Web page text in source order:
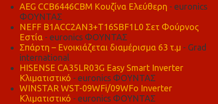
AEG CCB6446CBM Κουζίνα Ελεύθερη - euronics
ΦΟΥΝΤΑΣ
NEFF B1ACC2AN3+T16SBF1L0 Σετ Φούρνος
Εστία - euronics ΦΟΥΝΤΑΣ
Σπάρτη – Ενοικιάζεται διαμέρισμα 63 τ.μ - Grad
international
HISENSE CA35LR03G Easy Smart Inverter
Κλιματιστικό - euronics ΦΟΥΝΤΑΣ
WINSTAR WST-09WFi/09WFo Inverter
Κλιματιστικό - euronics ΦΟΥΝΤΑΣ